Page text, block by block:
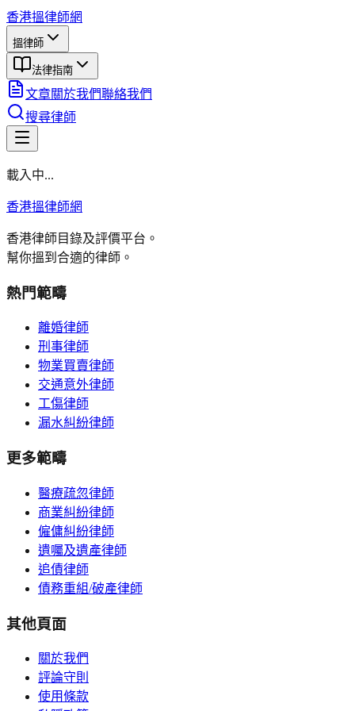
香港搵律師網
搵律師
法律指南
文章關於我們聯絡我們
搜尋律師
載入中...
香港搵律師網
香港律師目錄及評價平台。
幫你搵到合適的律師。
熱門範疇
離婚律師
刑事律師
物業買賣律師
交通意外律師
工傷律師
漏水糾紛律師
更多範疇
醫療疏忽律師
商業糾紛律師
僱傭糾紛律師
遺囑及遺產律師
追債律師
債務重組/破產律師
其他頁面
關於我們
評論守則
使用條款